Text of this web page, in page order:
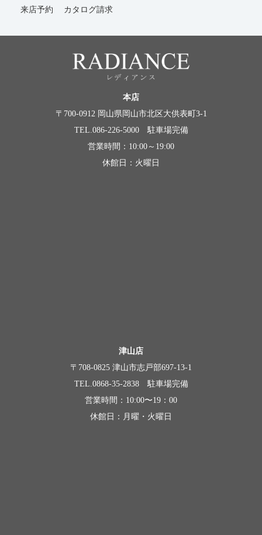
来店予約 カタログ請求
本店
〒700-0912 岡山県岡山市北区大供表町3-1
TEL.086-226-5000 駐車場完備
営業時間：10:00～19:00
休館日：火曜日
津山店
〒708-0825 津山市志戸部697-13-1
TEL.0868-35-2838 駐車場完備
営業時間：10:00〜19：00
休館日：月曜・火曜日